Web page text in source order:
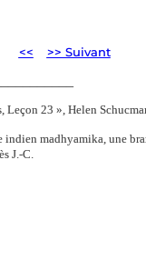
<< >> Suivant
Leçon 23 », Helen
madhyamika, une
J.-C.